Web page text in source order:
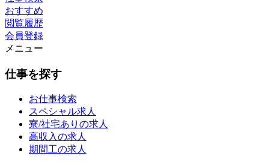
おすすめ
閲覧履歴
会員登録
メニュー
仕事を探す
お仕事検索
スペシャル求人
寮/社宅ありの求人
高収入の求人
期間工の求人